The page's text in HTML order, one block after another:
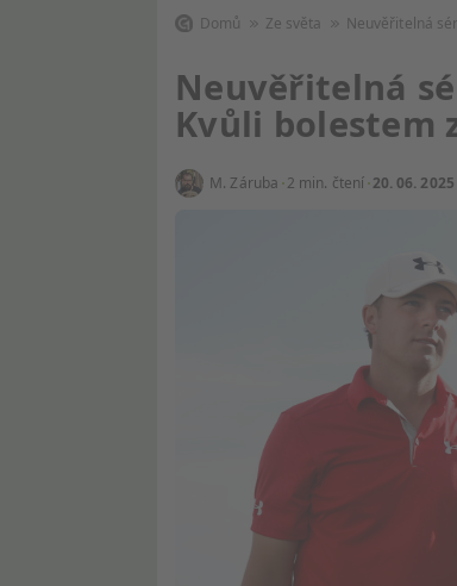
Domů Ze světa Neuvěřitelná
Neuvěřitelná
Kvůli bolestem
M. Záruba 2 min. čtení 20. 06.